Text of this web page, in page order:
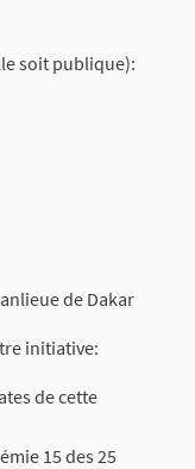
soit publique):
de Dakar
initiative:
de cette
15 des 25